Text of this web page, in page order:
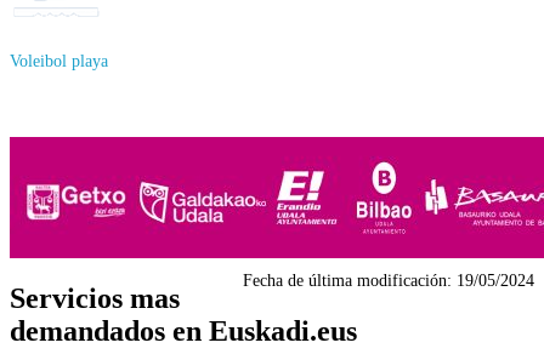
Voleibol playa
Fecha de última modificación: 19/05/2024
Servicios mas
demandados en Euskadi.eus